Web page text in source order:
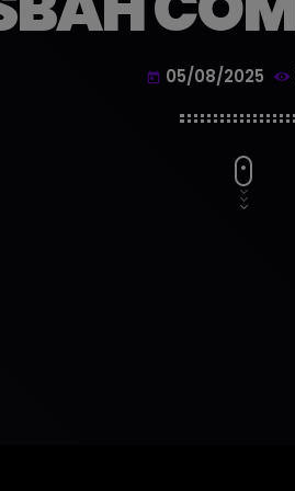
today 05/08/2025